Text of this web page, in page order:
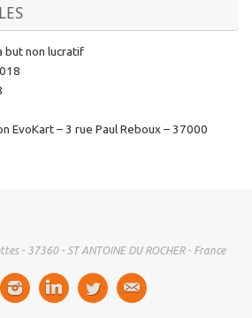
but non lucratif
EvoKart – 3 rue Paul Reboux – 37000
- 37360 - ST ANTOINE DU ROCHER - France